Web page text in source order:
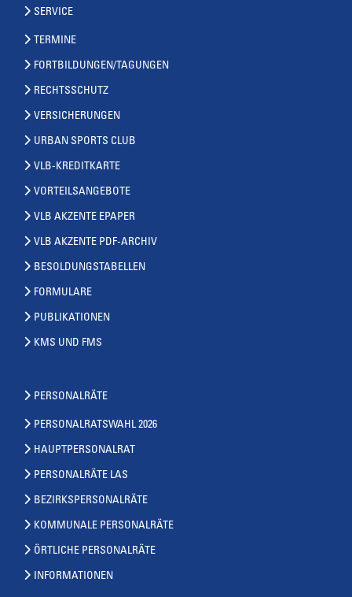
SERVICE
TERMINE
FORTBILDUNGEN/TAGUNGEN
RECHTSSCHUTZ
VERSICHERUNGEN
URBAN SPORTS CLUB
VLB-KREDITKARTE
VORTEILSANGEBOTE
VLB AKZENTE EPAPER
VLB AKZENTE PDF-ARCHIV
BESOLDUNGSTABELLEN
FORMULARE
PUBLIKATIONEN
KMS UND FMS
PERSONALRÄTE
PERSONALRATSWAHL 2026
HAUPTPERSONALRAT
PERSONALRÄTE LAS
BEZIRKSPERSONALRÄTE
KOMMUNALE PERSONALRÄTE
ÖRTLICHE PERSONALRÄTE
INFORMATIONEN